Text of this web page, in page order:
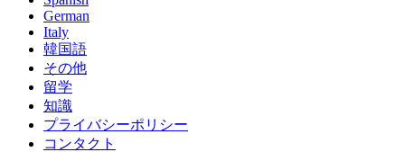
German
Italy
韓国語
その他
留学
知識
プライバシーポリシー
コンタクト